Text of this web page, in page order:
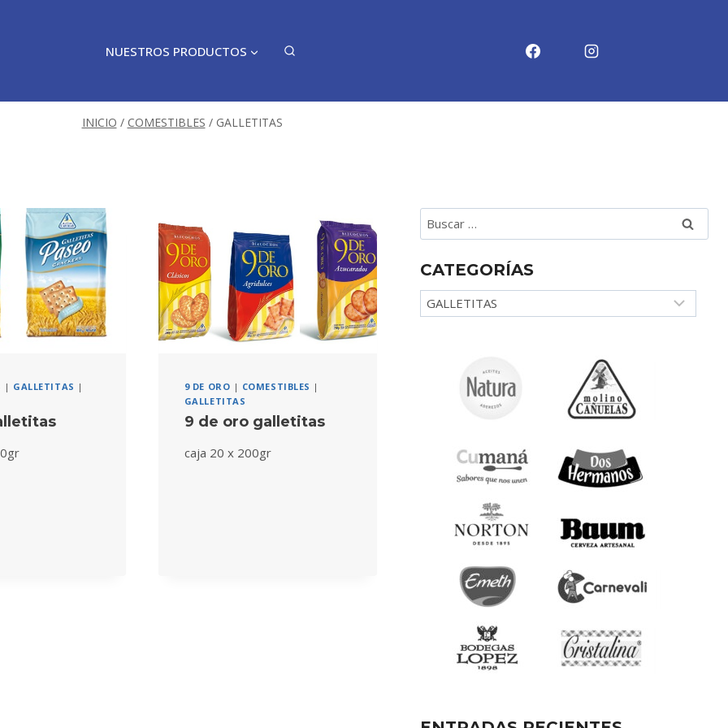
NUESTROS PRODUCTOS
INICIO / COMESTIBLES / GALLETITAS
| GALLETITAS |
9 DE ORO | COMESTIBLES |
GALLETITAS
9 de oro galletitas
caja 20 x 200gr
Buscar:
CATEGORÍAS
Categorías